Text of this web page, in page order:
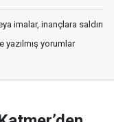
imalar, inançlara saldırı
yazılmış yorumlar